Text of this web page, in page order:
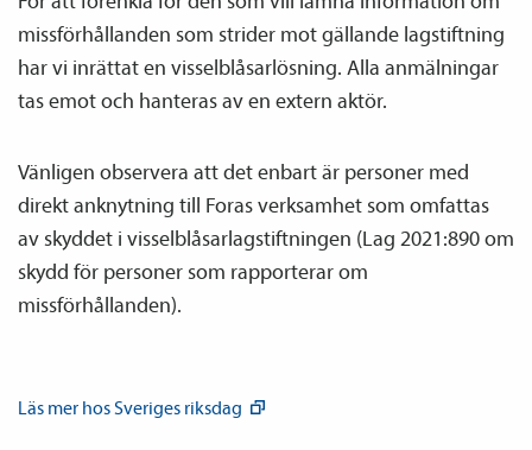
missförhållanden som strider mot gällande lagstiftning
har vi inrättat en visselblåsarlösning. Alla anmälningar
tas emot och hanteras av en extern aktör.
Vänligen observera att det enbart är personer med
direkt anknytning till Foras verksamhet som omfattas
av skyddet i visselblåsarlagstiftningen (Lag 2021:890 om
skydd för personer som rapporterar om
missförhållanden).
Läs mer hos Sveriges riksdag